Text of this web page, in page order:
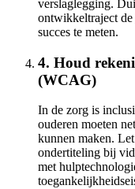
verslaglegging.
ontwikkeltraject de
succes te meten.
4. Houd
(WCAG)
In de zorg is
ouderen moeten
kunnen maken.
ondertiteling bij
met